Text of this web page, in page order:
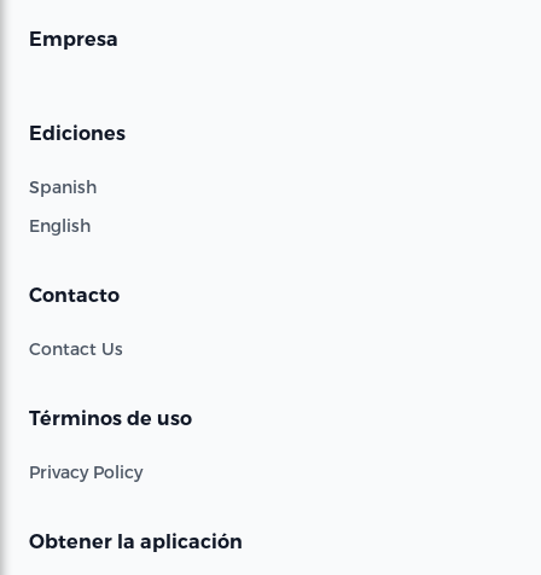
Empresa
Ediciones
Spanish
English
Contacto
Contact Us
Términos de uso
Privacy Policy
Obtener la aplicación